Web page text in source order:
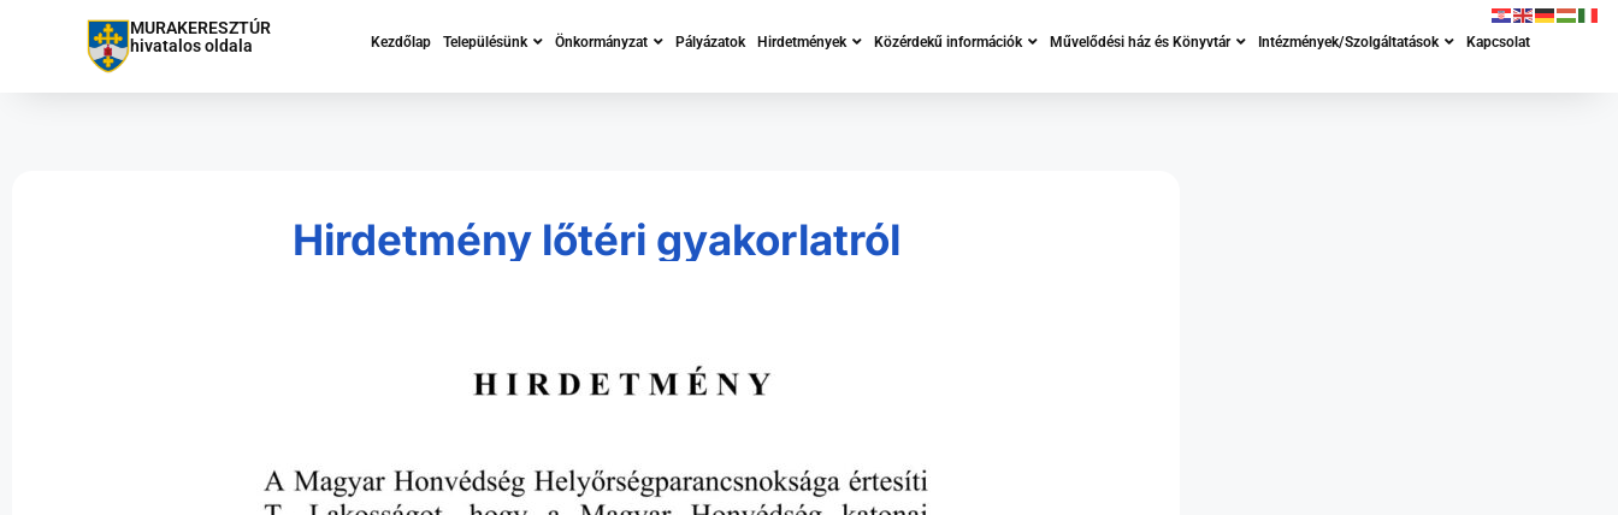
MURAKERESZTÚR
hivatalos oldala
Kezdőlap Településünk Önkormányzat Pályázatok Hirdetmények Közérdekű információk Művelődési ház és Könyvtár Intézmények/Szolgáltatások Kapcsolat
Hirdetmény lőtéri gyakorlatról